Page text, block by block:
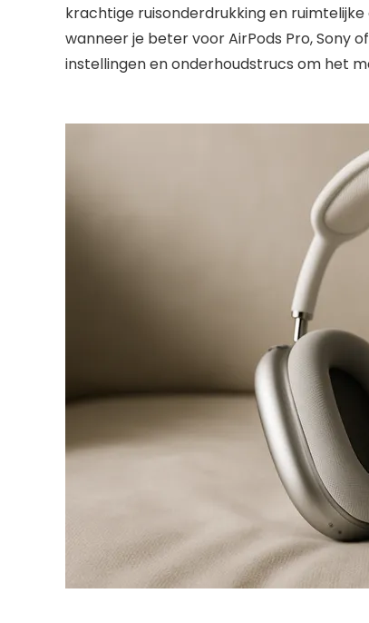
krachtige ruisonderdrukking en
wanneer je beter voor AirPods Pro, Sony
instellingen en onderhoudstrucs om het